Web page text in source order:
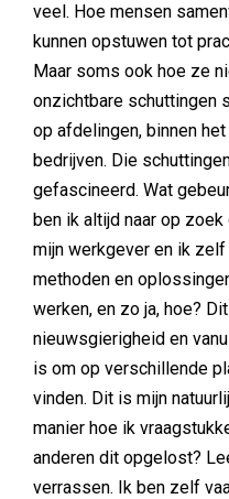
veel. Hoe mensen
kunnen opstuwen tot
Maar soms ook hoe ze
onzichtbare schuttingen
op afdelingen, binnen
bedrijven. Die
gefascineerd. Wat
ben ik altijd naar op zoek
mijn werkgever en ik zelf
methoden en
werken, en zo ja, hoe?
nieuwsgierigheid en
is om op verschillende
vinden. Dit is mijn
manier hoe ik
anderen dit opgelost?
verrassen. Ik ben zelf